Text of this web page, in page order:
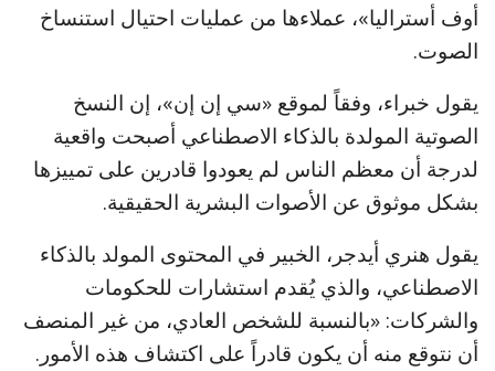
أوف أستراليا»، عملاءها من عمليات احتيال استنساخ
الصوت.
يقول خبراء، وفقاً لموقع «سي إن إن»، إن النسخ
الصوتية المولدة بالذكاء الاصطناعي أصبحت واقعية
لدرجة أن معظم الناس لم يعودوا قادرين على تمييزها
بشكل موثوق عن الأصوات البشرية الحقيقية.
يقول هنري أيدجر، الخبير في المحتوى المولد بالذكاء
الاصطناعي، والذي يُقدم استشارات للحكومات
والشركات: «بالنسبة للشخص العادي، من غير المنصف
أن نتوقع منه أن يكون قادراً على اكتشاف هذه الأمور.